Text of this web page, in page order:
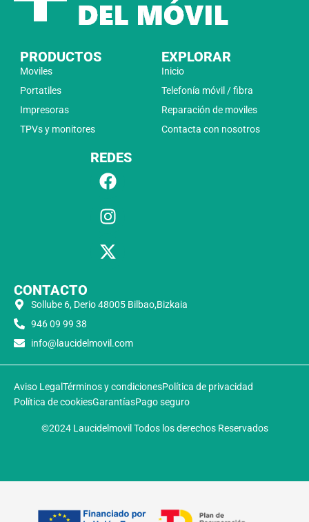
PRODUCTOS
Moviles
Portatiles
Impresoras
TPVs y monitores
EXPLORAR
Inicio
Telefonía móvil / fibra
Reparación de moviles
Contacta con nosotros
REDES
CONTACTO
Sollube 6, Derio 48005 Bilbao,Bizkaia
946 09 99 38
info@laucidelmovil.com
Aviso Legal Términos y condicionesPolítica de privacidad
Política de cookiesGarantíasPago seguro
©2024 Laucidelmovil Todos los derechos Reservados